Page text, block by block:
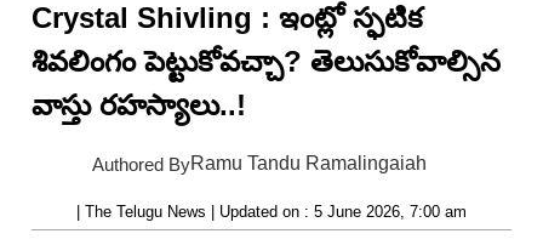
Crystal Shivling : ఇంట్లో స్ఫటిక
శివలింగం పెట్టుకోవచ్చా? తెలుసుకోవాల్సిన
వాస్తు రహస్యాలు..!
Authored ByRamu Tandu Ramalingaiah
| The Telugu News | Updated on : 5 June 2026, 7:00 am